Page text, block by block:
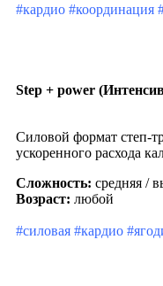
#кардио #координация
Step + power
Силовой формат степ-
ускоренного расхода
Сложность: средняя /
Возраст: любой
#силовая #кардио